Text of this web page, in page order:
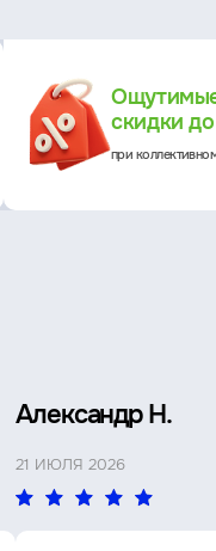
скидки
при
Александр Н.
21 ИЮЛЯ 2026